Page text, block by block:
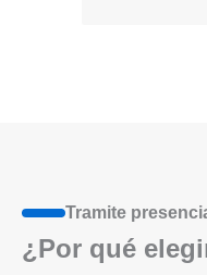
Tramite
¿Por qué